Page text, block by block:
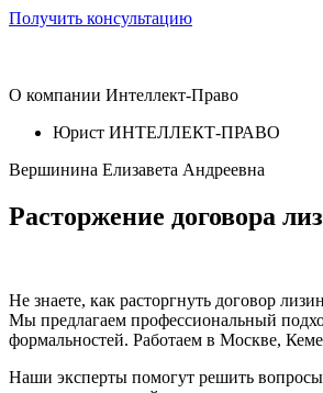
Получить консультацию
О компании Интеллект-Право
Юрист ИНТЕЛЛЕКТ-ПРАВО
Вершинина Елизавета Андреевна
Расторжение договора
Не знаете, как расторгнуть договор
Мы предлагаем профессиональный
формальностей. Работаем в Москве,
Наши эксперты помогут решить вопросы